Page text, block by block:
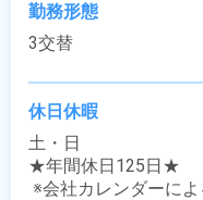
勤務形態
3交替
休日休暇
土・日
★年間休日125日★